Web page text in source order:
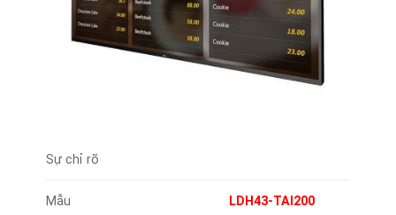
Sự chỉ rõ
Mẫu LDH43-TAI200